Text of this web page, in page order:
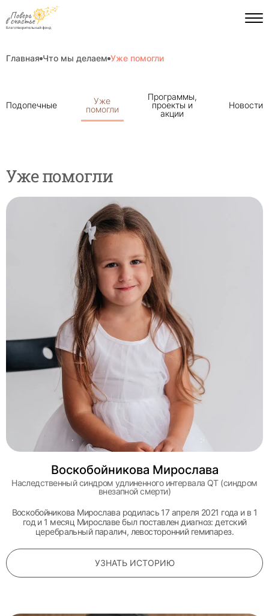
Главная Что мы делаем Уже помогли
на
странице
Подопечные
Уже
помогли
Программы,
проекты и
акции
Новости
Уже помогли
Воскобойникова Мирослава
Наследственный синдром удлиненного интервала QT (синдром
внезапной смерти)
Воскобойникова Мирослава родилась 17 апреля 2021 года и в 1
год и 1 месяц Мирославе был поставлен диагноз: детский
церебральный паралич, левосторонний гемипарез.
УЗНАТЬ ИСТОРИЮ